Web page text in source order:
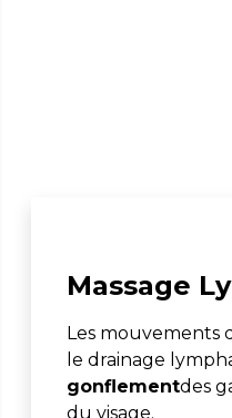
Massage
Les mouvements
le drainage
gonflementdes
du visage.